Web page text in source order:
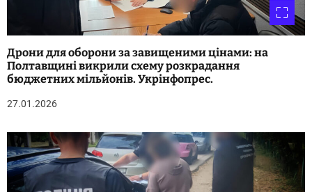
Дрони для оборони за завищеними цінами: на
Полтавщині викрили схему розкрадання
бюджетних мільйонів. Укрінфопрес.
27.01.2026